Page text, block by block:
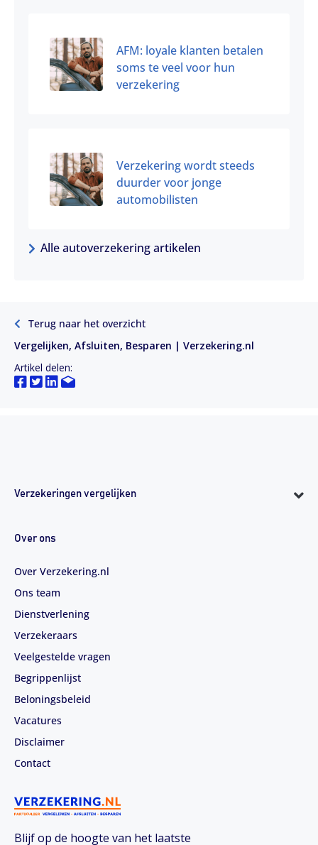
AFM: loyale klanten betalen
soms te veel voor hun
verzekering
Verzekering wordt steeds
duurder voor jonge
automobilisten
Alle autoverzekering artikelen
Terug naar het overzicht
Vergelijken, Afsluiten, Besparen | Verzekering.nl
Artikel delen:
Blijf op de hoogte van het laatste
Verzekeringen vergelijken
Over ons
Over Verzekering.nl
Ons team
Dienstverlening
Verzekeraars
Veelgestelde vragen
Begrippenlijst
Beloningsbeleid
Vacatures
Disclaimer
Contact